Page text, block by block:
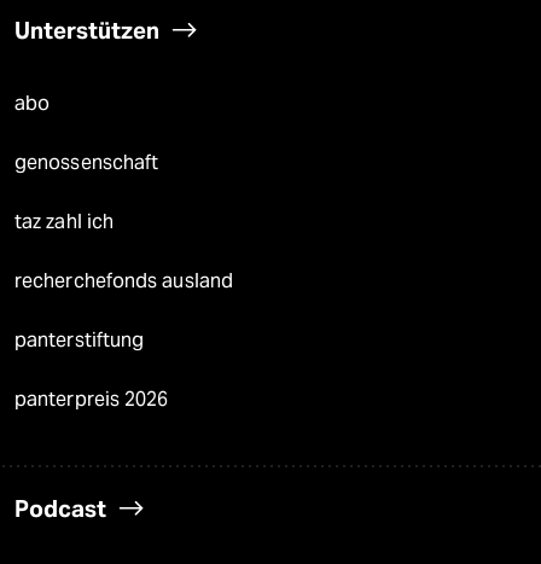
Unterstützen
abo
genossenschaft
taz zahl ich
recherchefonds ausland
panterstiftung
panterpreis 2026
Podcast